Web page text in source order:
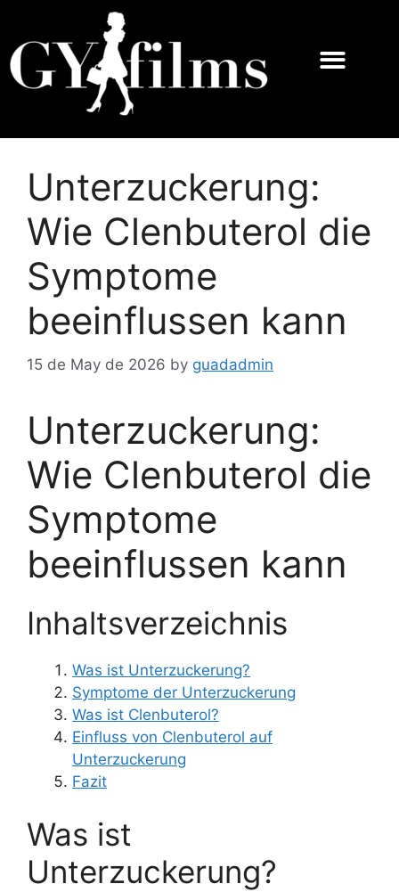
Unterzuckerung:
Wie Clenbuterol die
Symptome
beeinflussen kann
15 de May de 2026 by guadadmin
Unterzuckerung:
Wie Clenbuterol die
Symptome
beeinflussen kann
Inhaltsverzeichnis
Was ist Unterzuckerung?
Symptome der Unterzuckerung
Was ist Clenbuterol?
Einfluss von Clenbuterol auf
Unterzuckerung
Fazit
Was ist
Unterzuckerung?